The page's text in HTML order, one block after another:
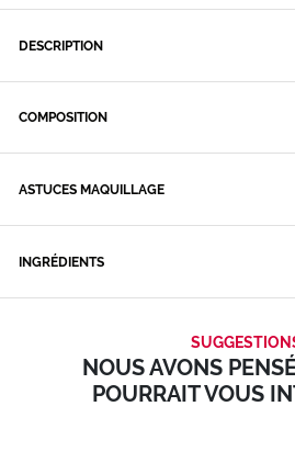
DESCRIPTION
COMPOSITION
ASTUCES MAQUILLAGE
INGRÉDIENTS
NOUS AVONS
POURRAIT VOUS